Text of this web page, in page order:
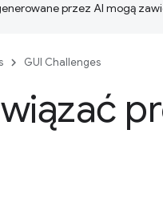
przez AI mogą
GUI Challenges